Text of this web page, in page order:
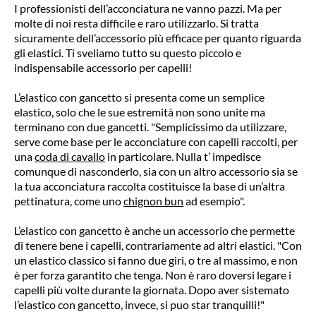
I professionisti dell’acconciatura ne vanno pazzi. Ma per
molte di noi resta difficile e raro utilizzarlo. Si tratta
sicuramente dell’accessorio più efficace per quanto riguarda
gli elastici. Ti sveliamo tutto su questo piccolo e
indispensabile accessorio per capelli!
L’elastico con gancetto si presenta come un semplice
elastico, solo che le sue estremità non sono unite ma
terminano con due gancetti. "Semplicissimo da utilizzare,
serve come base per le acconciature con capelli raccolti, per
unacoda di cavallo in particolare. Nulla t’ impedisce
comunque di nasconderlo, sia con un altro accessorio sia se
la tua acconciatura raccolta costituisce la base di un’altra
pettinatura, come unochignon bun ad esempio".
L’elastico con gancetto è anche un accessorio che permette
di tenere bene i capelli, contrariamente ad altri elastici. "Con
un elastico classico si fanno due giri, o tre al massimo, e non
è per forza garantito che tenga. Non è raro doversi legare i
capelli più volte durante la giornata. Dopo aver sistemato
l’elastico con gancetto, invece, si puo star tranquilli!"